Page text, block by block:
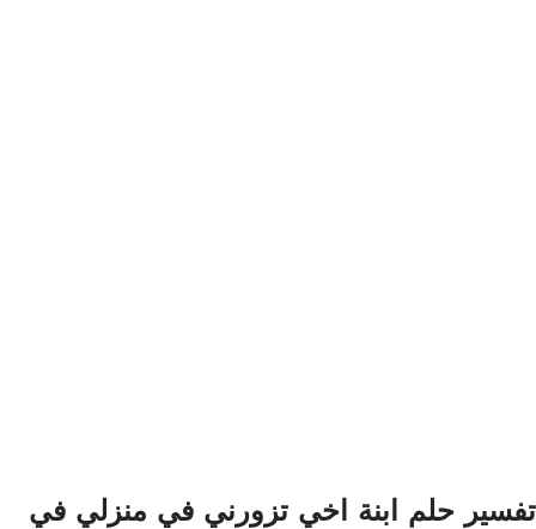
تفسير حلم ابنة اخي تزورني في منزلي في